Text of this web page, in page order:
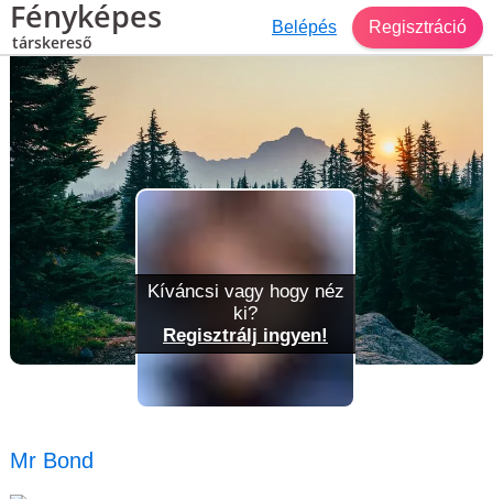
Fényképes
társkereső
Belépés Regisztráció
Mr Bond
Mr Bond
Kíváncsi vagy hogy néz
ki?
Regisztrálj ingyen!